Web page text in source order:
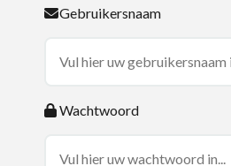
Gebruikersnaam
Wachtwoord